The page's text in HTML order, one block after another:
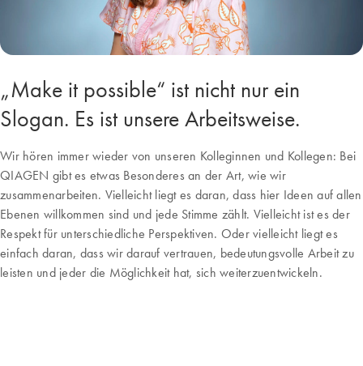
„Make it possible“ ist nicht nur ein
Slogan. Es ist unsere Arbeitsweise.
Wir hören immer wieder von unseren Kolleginnen und Kollegen: Bei
QIAGEN gibt es etwas Besonderes an der Art, wie wir
zusammenarbeiten. Vielleicht liegt es daran, dass hier Ideen auf allen
Ebenen willkommen sind und jede Stimme zählt. Vielleicht ist es der
Respekt für unterschiedliche Perspektiven. Oder vielleicht liegt es
einfach daran, dass wir darauf vertrauen, bedeutungsvolle Arbeit zu
leisten und jeder die Möglichkeit hat, sich weiterzuentwickeln.